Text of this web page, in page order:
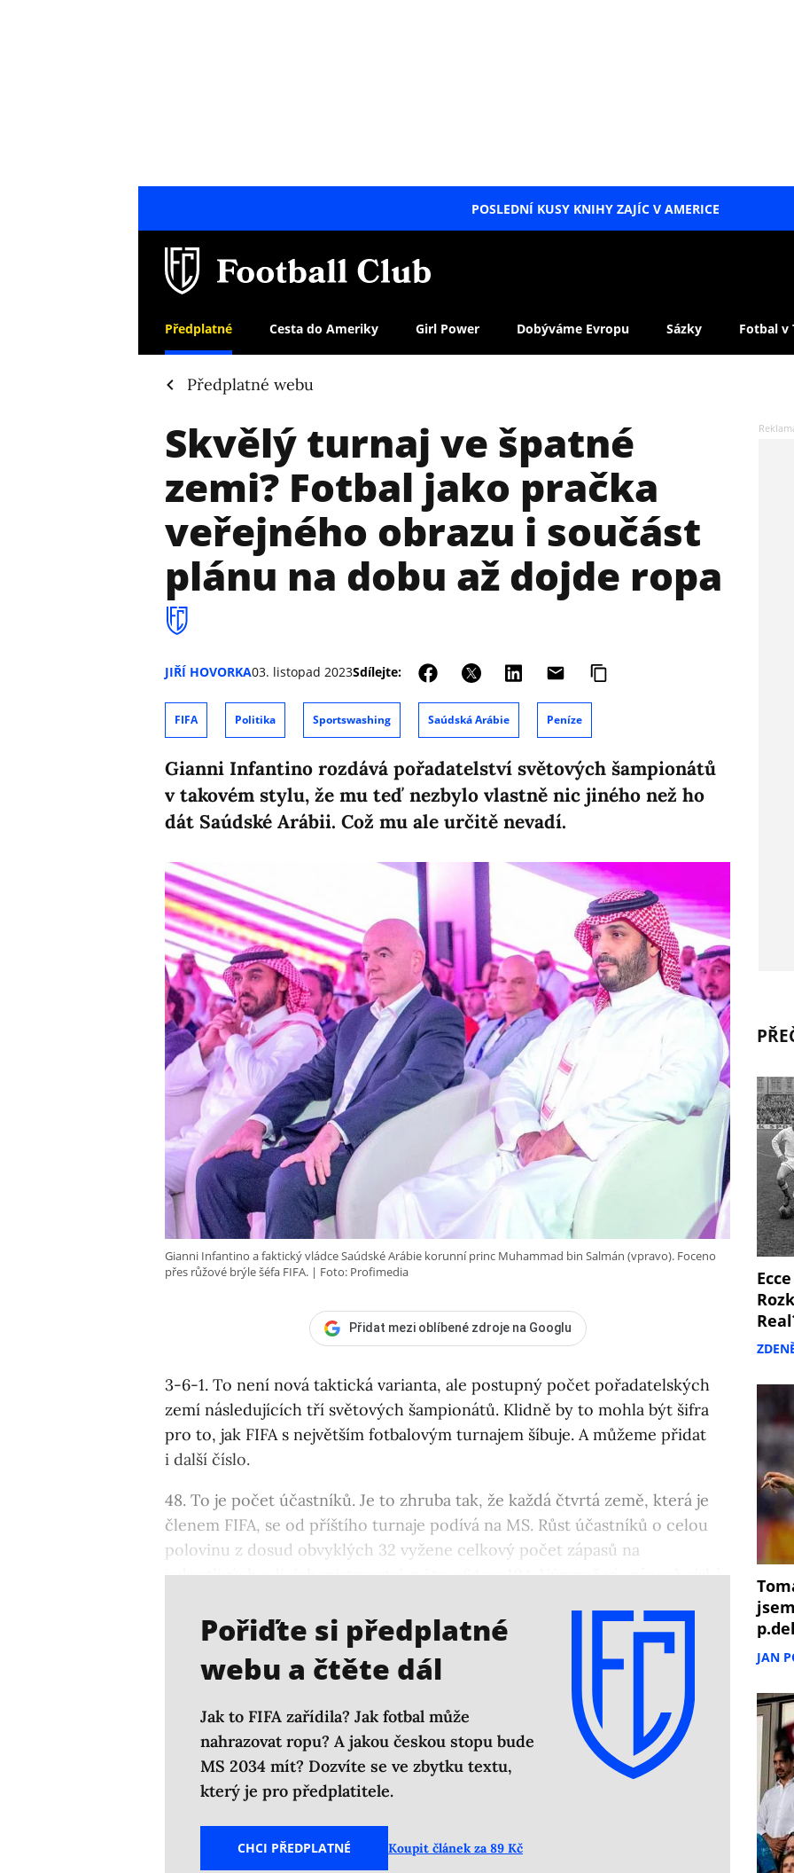
POSLEDNÍ KUSY KNIHY ZAJÍC V AMERICE
Předplatné Cesta do Ameriky Girl Power Dobýváme Evropu Sázky Fotbal v
Předplatné webu
Skvělý turnaj ve špatné
zemi? Fotbal jako pračka
veřejného obrazu i součást
plánu na dobu až dojde ropa
JIŘÍ HOVORKA03. listopad 2023Sdílejte:
FIFA Politika Sportswashing Saúdská Arábie Peníze
Gianni Infantino rozdává pořadatelství světových šampionátů
v takovém stylu, že mu teď nezbylo vlastně nic jiného než ho
dát Saúdské Arábii. Což mu ale určitě nevadí.
Gianni Infantino a faktický vládce Saúdské Arábie korunní princ Muhammad bin Salmán (vpravo). Foceno
přes růžové brýle šéfa FIFA.
Foto: Profimedia
Přidat mezi oblíbené zdroje na Googlu
3-6-1. To není nová taktická varianta, ale postupný počet pořadatelských
zemí následujících tří světových šampionátů. Klidně by to mohla být šifra
pro to, jak FIFA s největším fotbalovým turnajem šíbuje. A můžeme přidat
i další číslo.
48. To je počet účastníků. Je to zhruba tak, že každá čtvrtá země, která je
členem FIFA, se od příštího turnaje podívá na MS. Růst účastníků o celou
polovinu z dosud obvyklých 32 vyžene celkový počet zápasů na
jednotlivých edicích mistrovství světa z 64 na 104. Výrazně víc zápasů získá
Pořiďte si předplatné
webu a čtěte dál
Jak to FIFA zařídila? Jak fotbal může
nahrazovat ropu? A jakou českou stopu bude
MS 2034 mít? Dozvíte se ve zbytku textu,
který je pro předplatitele.
CHCI PŘEDPLATNÉ Koupit článek za 89 Kč
p.del
JAN